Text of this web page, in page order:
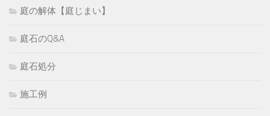
庭の解体【庭じまい】
庭石のQ&A
庭石処分
施工例